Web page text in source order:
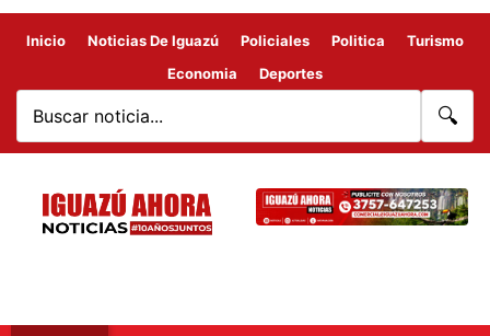
Inicio Noticias De Iguazú Policiales Politica
Turismo
Economia
Deportes
🔍